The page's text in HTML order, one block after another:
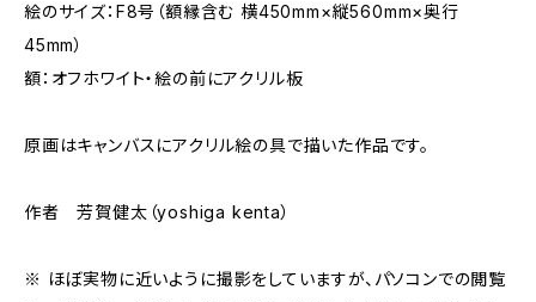
絵のサイズ：F8号（額縁含む 横450mm×縦560mm×奥行
45mm）
額：オフホワイト・絵の前にアクリル板
原画はキャンバスにアクリル絵の具で描いた作品です。
作者 芳賀健太（yoshiga kenta）
※ ほぼ実物に近いように撮影をしていますが、パソコンでの閲覧